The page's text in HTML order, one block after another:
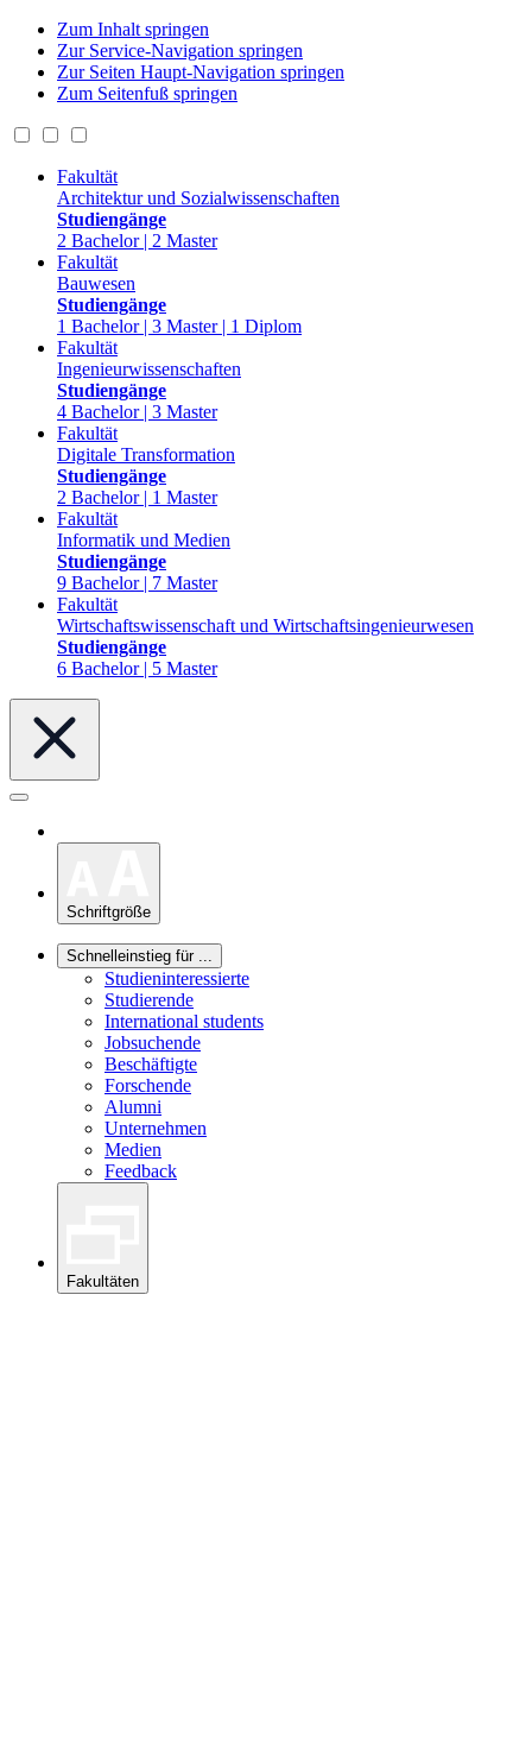
Zum Inhalt springen
Zur Service-Navigation springen
Zur Seiten Haupt-Navigation springen
Zum Seitenfuß springen
Fakultät
Architektur und Sozialwissenschaften
Studiengänge
2 Bachelor | 2 Master
Fakultät
Bauwesen
Studiengänge
1 Bachelor | 3 Master | 1 Diplom
Fakultät
Ingenieurwissenschaften
Studiengänge
4 Bachelor | 3 Master
Fakultät
Digitale Transformation
Studiengänge
2 Bachelor | 1 Master
Fakultät
Informatik und Medien
Studiengänge
9 Bachelor | 7 Master
Fakultät
Wirtschaftswissenschaft und Wirtschaftsingenieurwesen
Studiengänge
6 Bachelor | 5 Master
Schriftgröße
Schnelleinstieg für ...
Studieninteressierte
Studierende
International students
Jobsuchende
Beschäftigte
Forschende
Alumni
Unternehmen
Medien
Feedback
Fakultäten